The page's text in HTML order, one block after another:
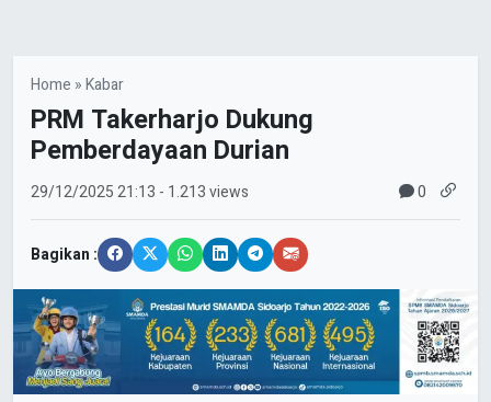
Home »Kabar
PRM Takerharjo Dukung
Pemberdayaan Durian
29/12/202521:13 - 1.213 views 0
Bagikan :